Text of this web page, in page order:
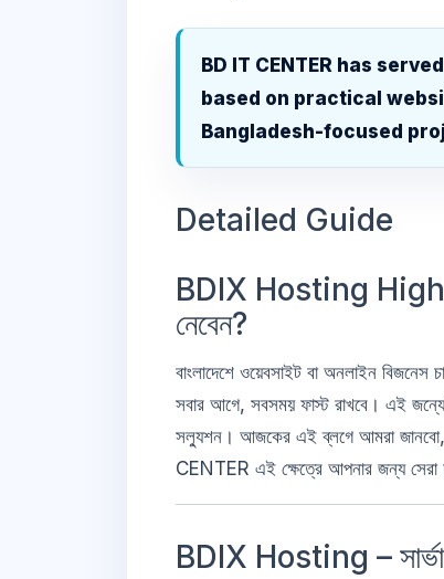
BD IT CENTER has
based on practical
Bangladesh-focused
Detailed Guide
BDIX Hosting High-
নেবেন?
বাংলাদেশে ওয়েবসাইট বা অনলাইন বিজনেস
সবার আগে, সবসময় ফাস্ট রাখবে। এই
সল্যুশন। আজকের এই ব্লগে আমরা জানবো,
CENTER এই ক্ষেত্রে আপনার জন্য সেরা
BDIX Hosting –